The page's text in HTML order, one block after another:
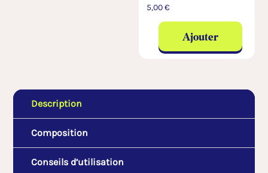
5,00€
Ajouter
Description
Composition
Conseils d’utilisation